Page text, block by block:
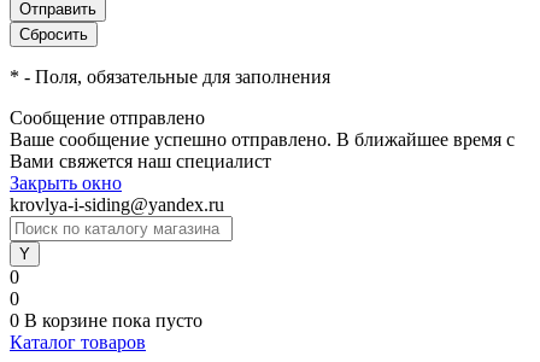
* - Поля, обязательные для заполнения
Сообщение отправлено
Ваше сообщение успешно отправлено. В ближайшее время с
Вами свяжется наш специалист
Закрыть окно
krovlya-i-siding@yandex.ru
0
0
0 В корзине пока пусто
Каталог товаров